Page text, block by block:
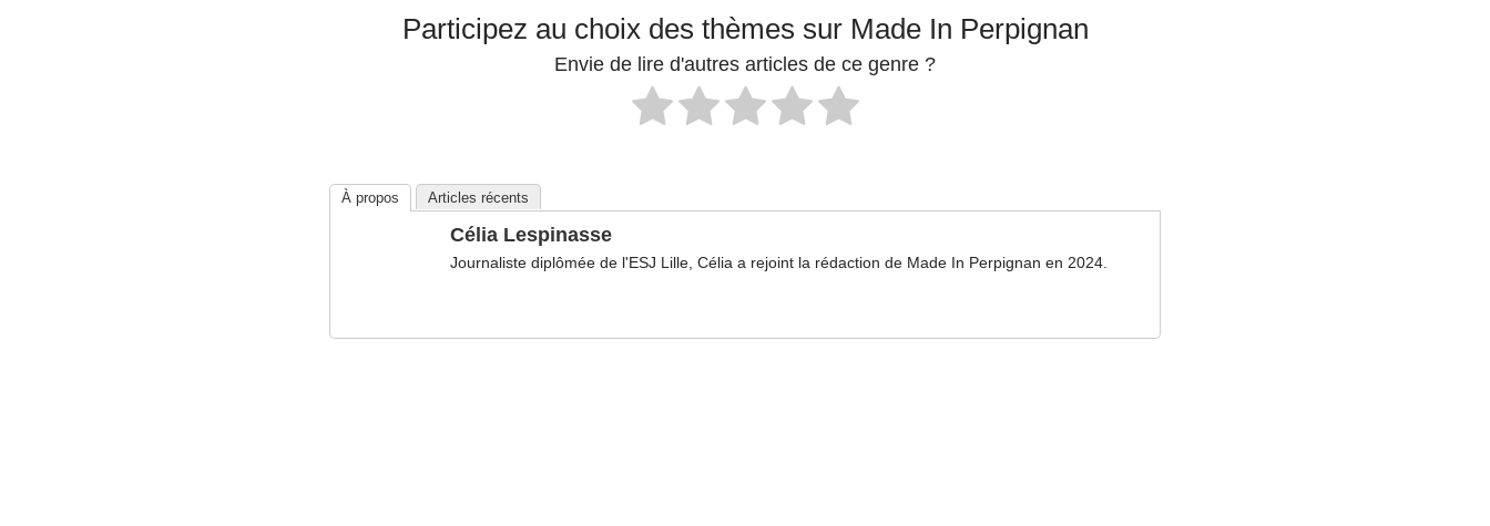
Participez au choix des thèmes sur Made In Perpignan
Envie de lire d'autres articles de ce genre ?
À propos Articles récents
Célia Lespinasse
Journaliste diplômée de l'ESJ Lille, Célia a rejoint la rédaction de Made In Perpignan en 2024.